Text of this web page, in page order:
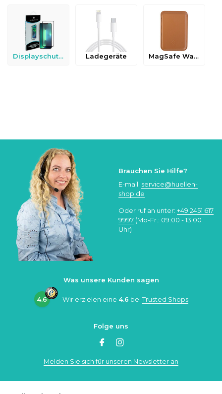
Displayschutzfolien Ladegeräte MagSafe Wallets
Brauchen Sie Hilfe?
E-mail: service@huellen-
shop.de
Oder ruf an unter: +49 2451 617
9997 (Mo-Fr.: 09:00 - 13:00
Uhr)
Was unsere Kunden sagen
4.6 Wir erzielen eine 4.6 beiTrusted Shops
Folge uns
Melden Sie sich für unseren Newsletter an